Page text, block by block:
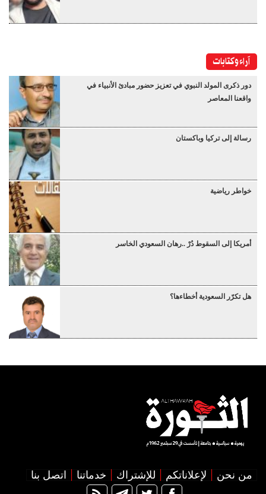
آراء وكتابات
دور ذكرى المولد النبوي في تعزيز حضور مبادئ الأنبياء في
واقعنا المعاصر
رسالة إلى تركيا وباكستان
خواطر رياضية
أمريكا إلى السقوط دُرْ ..رهان السعودي الخاسر
هل تكرّر السعودية أخطاءها؟
من نحن لإعلاناتكم للإشتراك خدماتنا اتصل بنا